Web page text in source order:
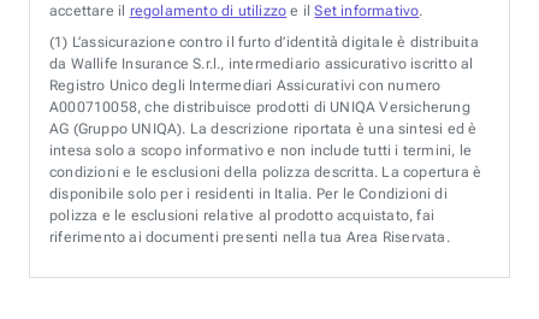
accettare il regolamento di utilizzo e ilSet informativo.
(1) L’assicurazione contro il furto d’identità digitale è distribuita
da Wallife Insurance S.r.l., intermediario assicurativo iscritto al
Registro Unico degli Intermediari Assicurativi con numero
A000710058, che distribuisce prodotti di UNIQA Versicherung
AG (Gruppo UNIQA). La descrizione riportata è una sintesi ed è
intesa solo a scopo informativo e non include tutti i termini, le
condizioni e le esclusioni della polizza descritta. La copertura è
disponibile solo per i residenti in Italia. Per le Condizioni di
polizza e le esclusioni relative al prodotto acquistato, fai
riferimento ai documenti presenti nella tua Area Riservata.